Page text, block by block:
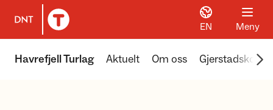
Til DNT.no forside
EN Meny
Havrefjell Turlag Aktuelt Om oss